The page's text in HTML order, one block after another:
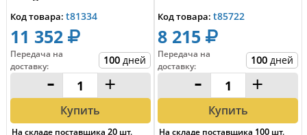
Код товара: t81334
11 352
Передача на
доставку: 100 дней
- +
Купить
На складе поставщика 20 шт.
Код товара: t85722
8 215
Передача на
доставку: 100 дней
- +
Купить
На складе поставщика 100 шт.